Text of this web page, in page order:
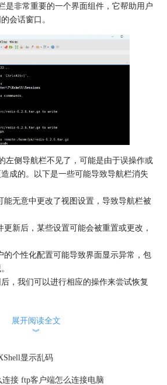
是非常重要的一个界面组件，它帮助用户
会话窗口。
左侧导航栏不见了，可能是由于误操作或
成的。以下是一些可能导致导航栏消失
能无意中更改了视图设置，导致导航栏被
新后，某些设置可能会被重置或更改，
的个性化配置可能导致界面显示异常，包
，我们可以进行相应的操作来尝试恢复
了，您可以通过以下几个步骤尝试恢复
展开阅读全文
︾
显示乱码
接 ftp客户端怎么连接电脑